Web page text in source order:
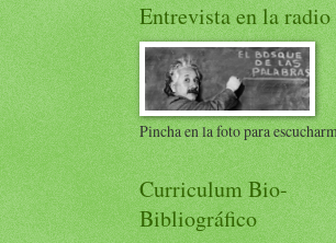
Entrevista en la radio
Pincha en la foto para
Curriculum Bio-
Bibliográfico